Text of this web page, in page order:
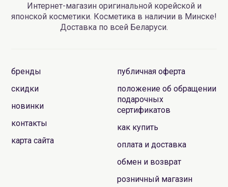
Интернет-магазин оригинальной корейской и
японской косметики. Косметика в наличии в Минске!
Доставка по всей Беларуси.
бренды
скидки
новинки
контакты
карта сайта
публичная оферта
положение об обращении
подарочных
сертификатов
как купить
оплата и доставка
обмен и возврат
розничный магазин